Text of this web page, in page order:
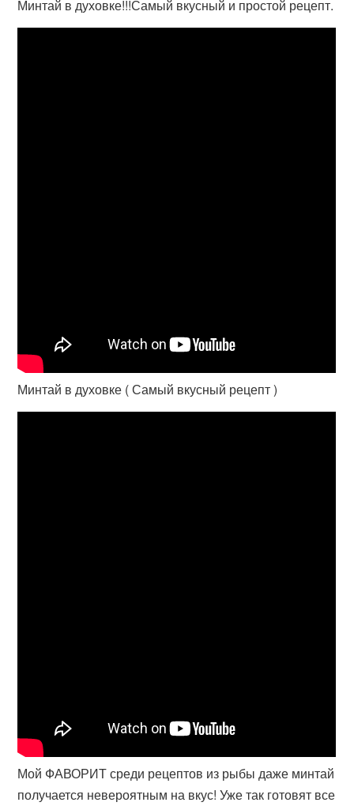
Минтай в духовке!!!Самый вкусный и простой рецепт.
Минтай в духовке ( Самый вкусный рецепт )
Мой ФАВОРИТ среди рецептов из рыбы даже минтай
получается невероятным на вкус! Уже так готовят все